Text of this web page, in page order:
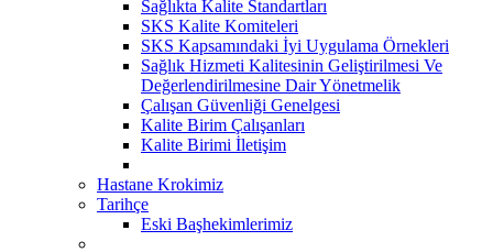
Sağlıkta Kalite Standartları
SKS Kalite Komiteleri
SKS Kapsamındaki İyi Uygulama Örnekleri
Sağlık Hizmeti Kalitesinin Geliştirilmesi Ve
Değerlendirilmesine Dair Yönetmelik
Çalışan Güvenliği Genelgesi
Kalite Birim Çalışanları
Kalite Birimi İletişim
Hastane Krokimiz
Tarihçe
Eski Başhekimlerimiz